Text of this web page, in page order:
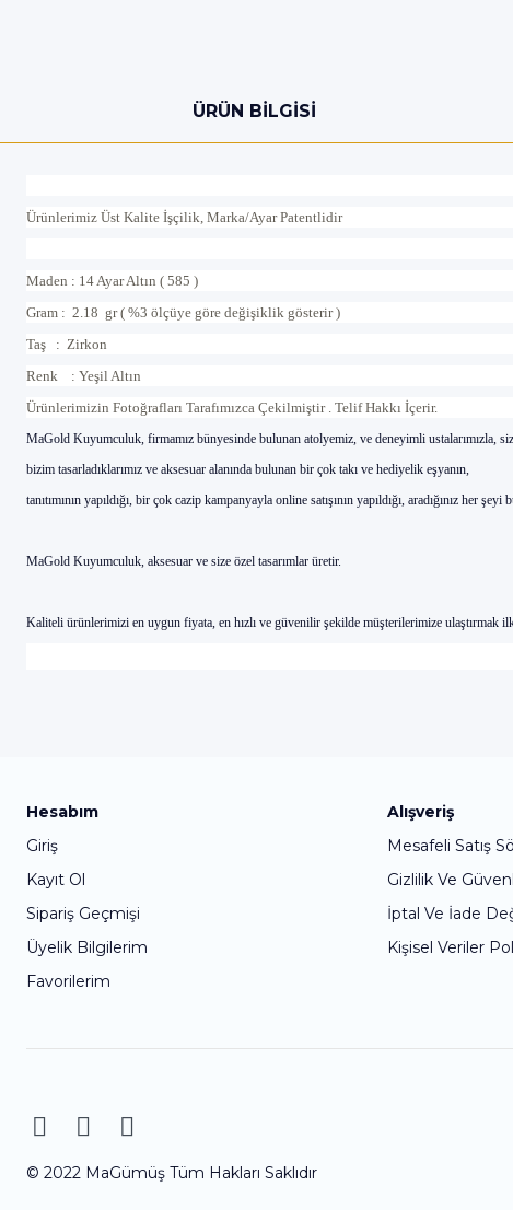
ÜRÜN BILGISI
Ürünlerimiz Üst Kalite İşçilik, Marka/Ayar Patentlidir
Maden : 14 Ayar Altın ( 585 )
Gram : 2.18 gr ( %3 ölçüye göre değişiklik gösterir )
Taş : Zirkon
Renk : Yeşil Altın
Ürünlerimizin Fotoğrafları Tarafımızca Çekilmiştir . Telif Hakkı İçerir.
MaGold Kuyumculuk, firmamız bünyesinde bulunan atolyemiz, ve deneyimli ustalarımızla,
bizim tasarladıklarımız ve aksesuar alanında bulunan bir çok takı ve hediyelik eşyanın,
tanıtımının yapıldığı , bir çok cazip kampanyayla online satışının yapıldığı , aradığınız her şeyi
MaGold Kuyumculuk, aksesuar ve size özel tasarımlar üretir.
Kaliteli ürünlerimizi en uygun fiyata, en hızlı ve güvenilir şekilde müşterilerimize ulaştırmak
Hesabım
Giriş
Kayıt Ol
Sipariş Geçmişi
Üyelik Bilgilerim
Favorilerim
Alışveriş
Mesafeli Satış
Gizlilik Ve
İptal Ve İade
Kişisel Veriler
© 2022 MaGümüş Tüm Hakları Saklıdır